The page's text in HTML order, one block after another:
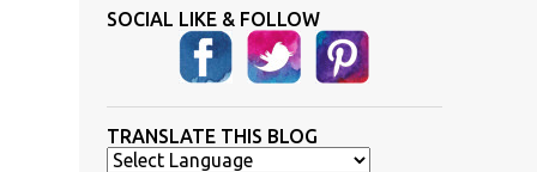
SOCIAL LIKE & FOLLOW
TRANSLATE THIS BLOG